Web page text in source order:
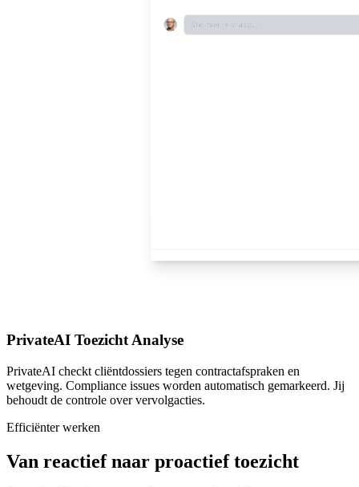
PrivateAI Toezicht Analyse
PrivateAI checkt cliëntdossiers tegen contractafspraken en
wetgeving. Compliance issues worden automatisch gemarkeerd. Jij
behoudt de controle over vervolgacties.
Efficiënter werken
Van reactief naar proactief toezicht